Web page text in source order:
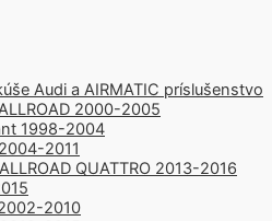
Audi a AIRMATIC príslušenstvo
2000-2005
1998-2004
2011
QUATTRO 2013-2016
2010